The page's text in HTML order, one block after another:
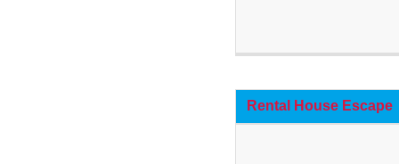
Rental House Escape